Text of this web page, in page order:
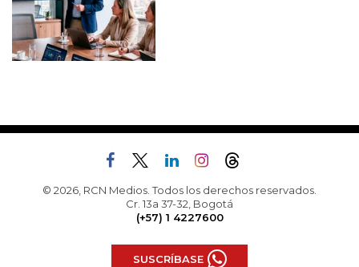
© 2026, RCN Medios. Todos los derechos reservados.
Cr. 13a 37-32, Bogotá
(+57) 1 4227600
SUSCRÍBASE